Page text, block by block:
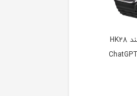
ساعت هوشمند HK28